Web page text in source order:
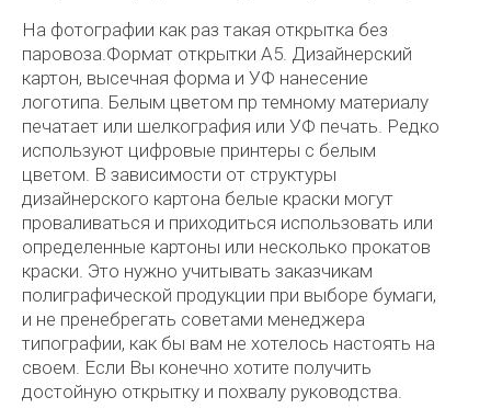
На фотографии как раз такая открытка без
паровоза.Формат открытки А5. Дизайнерский
картон, высечная форма и УФ нанесение
логотипа. Белым цветом пр темному материалу
печатает или шелкография или УФ печать. Редко
используют цифровые принтеры с белым
цветом. В зависимости от структуры
дизайнерского картона белые краски могут
проваливаться и приходиться использовать или
определенные картоны или несколько прокатов
краски. Это нужно учитывать заказчикам
полиграфической продукции при выборе бумаги,
и не пренебрегать советами менеджера
типографии, как бы вам не хотелось настоять на
своем. Если Вы конечно хотите получить
достойную открытку и похвалу руководства.